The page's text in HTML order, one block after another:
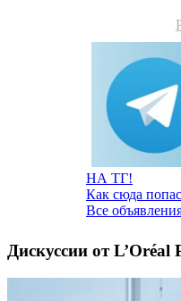
НА ТГ!
Как сюда
Все
Дискуссии от L’Oréal